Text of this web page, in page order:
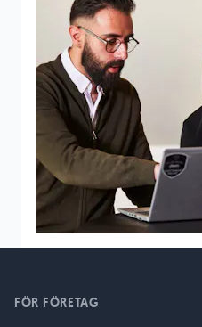
FÖR FÖRETAG